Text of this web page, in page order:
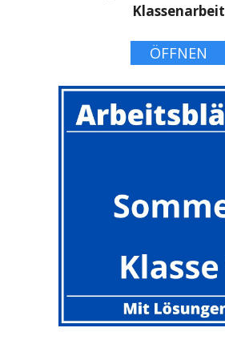
Klassenarbeit
ÖFFNEN